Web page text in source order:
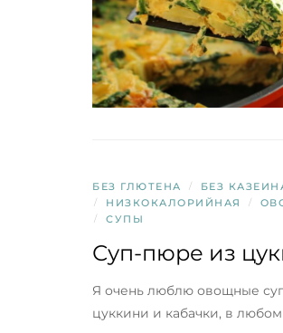
БЕЗ ГЛЮТЕНА / БЕЗ
/ НИЗКОКАЛОРИЙНАЯ /
/ СУПЫ
Суп-пюре из
Я очень люблю овощные
цуккини и кабачки, в